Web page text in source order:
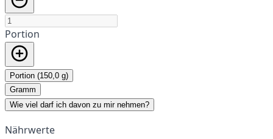
Portion
Portion (150,0 g)
Gramm
Wie viel darf ich davon zu mir nehmen?
Nährwerte